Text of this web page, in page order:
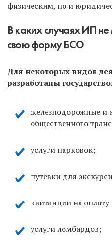
физическим, но и
В каких случаях ИП
свою форму БСО
Для некоторых видов
разработаны
железнодорожные и
общественного
услуги парковок;
путевки для
квитанции на оплату
услуги ломбардов;